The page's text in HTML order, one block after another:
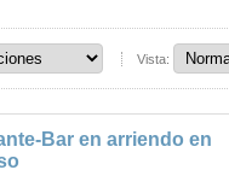
Vista:
Bar en arriendo en